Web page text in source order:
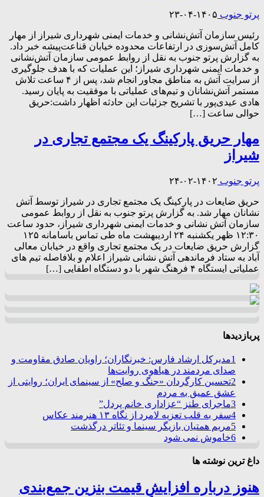
پرتو جنوب ۱۴۰۵-۰۴-۲۳
رئیس سازمان آتش‌نشانی و خدمات ایمنی شهرداری شیراز از مهار
کامل آتش‌سوزی در ارتفاعات محدوده خیابان قناعت‌پیشه خبر داد.
به گزارش پرتو جنوب به نقل از روابط عمومی سازمان آتش‌نشانی
و خدمات ایمنی شهرداری شیراز؛ این عملیات که با هدف جلوگیری
از سرایت آتش به مناطق مجاور انجام شد، پس از ۴ ساعت تلاش
مستمر آتش‌نشانان و تیم‌های عملیاتی با موفقیت به پایان رسید.
هادی عیدی‌پور با تشریح جزئیات این حادثه اظهار داشت:حریق
حوالی ساعت […]
مهار حریق پارکینگ یک مجتمع تجاری در
شیراز
پرتو جنوب ۱۴۰۲-۰۲-۲۴
حریق ضایعات در پارکینگ یک مجتمع تجاری در شیراز توسط آتش
نشانان مهار شد. به گزارش پرتو جنوب به نقل از روابط عمومی
سازمان آتش نشانی و خدمات ایمنی شهرداری شیراز، حدود ساعت
۱۲:۳۰ ظهر یکشنبه ۲۴ اردیبهشت ماه طی تماس باسامانه ۱۲۵
گزارش حریق ضایعات در یک مجتمع تجاری واقع در خیابان معالی
آباد به ستاد فرماندهی آتش نشانی شیراز اعلام و بلافاصله تیم های
عملیاتی ایستگاه ۴ فرهنگ شهر با دو دستگاه اطفایی […]
پربازدیدها
1مدیرکل ارشاد فارس: خبرنگاران؛ راویان صادق مقاومت و
صدای مردمند در هیاهوی روایت‌ها
2تحسین کارگردان «جنگ و صلح» از سینمای ایران؛ روایتی از
عشق عمیق به مردم
3ماجرای طنز “عزاداری خانم پردل”
4سفر به قلب تعزیه لامرد از نگاه ۱۳ هنرمند عکاس
5مریم همتیان بازیگر سینما و تئاتر درگذشت
6خاموش نمی شود
داغ ترین نوشته ها
هنوز درباره افزایش قیمت بنزین جمع‌بندی